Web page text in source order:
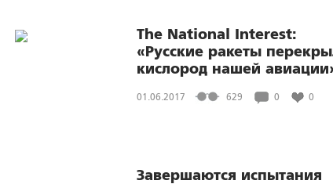
The National Interest:
«Русские ракеты
кислород нашей
01.06.2017 629 0 0
Завершаются испытания